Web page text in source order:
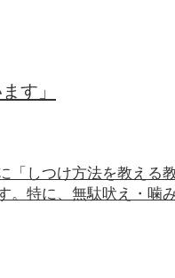
す」
「しつけ方法を教える
。特に、無駄吠え・噛